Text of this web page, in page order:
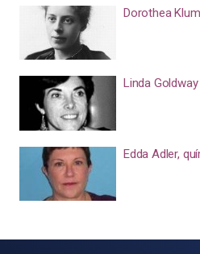
Dorothea
Linda
Edda Adler,